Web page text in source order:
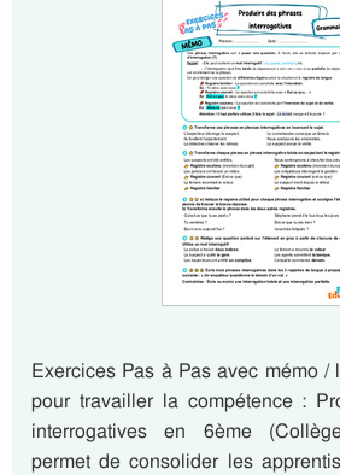
Exercices Pas à Pas avec mémo /
pour travailler la compétence :
interrogatives en 6ème
permet de consolider les